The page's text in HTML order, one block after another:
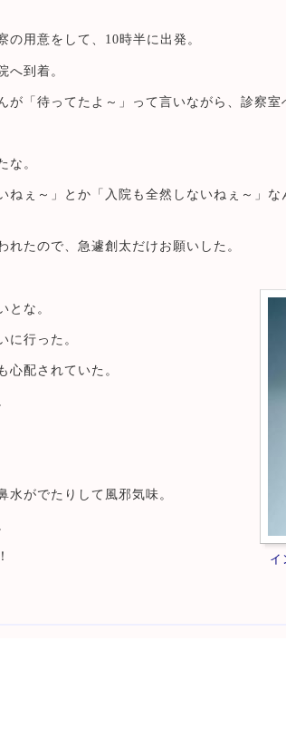
用意をして、10時半に出発。
へ到着。
「待ってたよ～」って言いながら、診察室
な。
ねぇ～」とか「入院も全然しないねぇ～」
たので、急遽創太だけお願いした。
イ
とな。
に行った。
心配されていた。
がでたりして風邪気味。